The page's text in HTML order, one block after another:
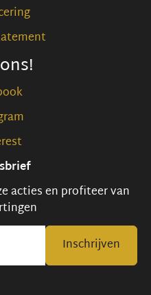
acties en profiteer van
Inschrijven